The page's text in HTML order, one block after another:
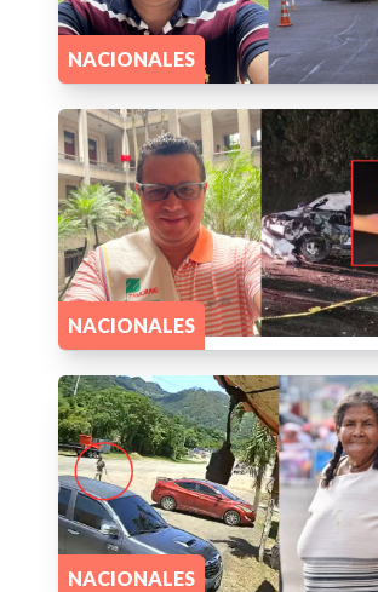
NACIONALES
NACIONALES
NACIONALES